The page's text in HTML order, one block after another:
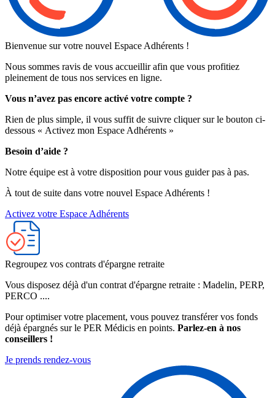
Bienvenue sur votre nouvel Espace Adhérents !
Nous sommes ravis de vous accueillir afin que vous profitiez
pleinement de tous nos services en ligne.
Vous n’avez pas encore activé votre compte ?
Rien de plus simple, il vous suffit de suivre cliquer sur le bouton ci-
dessous « Activez mon Espace Adhérents »
Besoin d’aide ?
Notre équipe est à votre disposition pour vous guider pas à pas.
À tout de suite dans votre nouvel Espace Adhérents !
Activez votre Espace Adhérents
Regroupez vos contrats d'épargne retraite
Vous disposez déjà d'un contrat d'épargne retraite : Madelin, PERP,
PERCO ....
Pour optimiser votre placement, vous pouvez transférer vos fonds
déjà épargnés sur le PER Médicis en points. Parlez-en à nos
conseillers !
Je prends rendez-vous